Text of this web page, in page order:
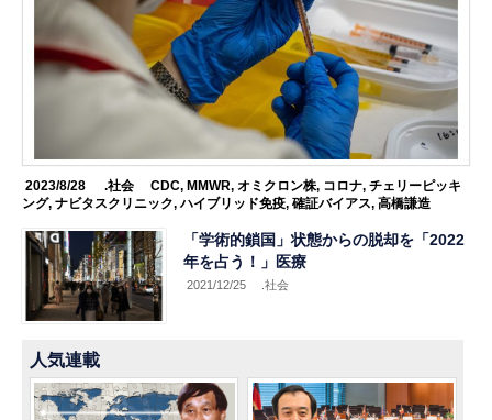
2023/8/28 .社会 CDC, MMWR, オミクロン株, コロナ, チェリーピッキ
ング,ナビタスクリニック,ハイブリッド免疫,確証バイアス,高橋謙造
「学術的鎖国」状態からの脱却を「2022
年を占う！」医療
2021/12/25 .社会
人気連載